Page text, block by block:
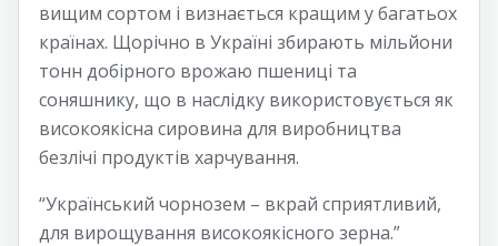
вищим сортом і визнається кращим у багатьох
країнах. Щорічно в Україні збирають мільйони
тонн добірного врожаю пшениці та
соняшнику, що в наслідку використовується як
високоякісна сировина для виробництва
безлічі продуктів харчування.
“Український чорнозем – вкрай сприятливий,
для вирощування високоякісного зерна.”